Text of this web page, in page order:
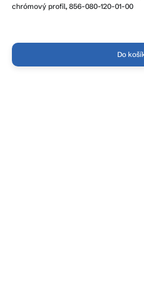
chrómový profil, 856-080-120-01-00
Do